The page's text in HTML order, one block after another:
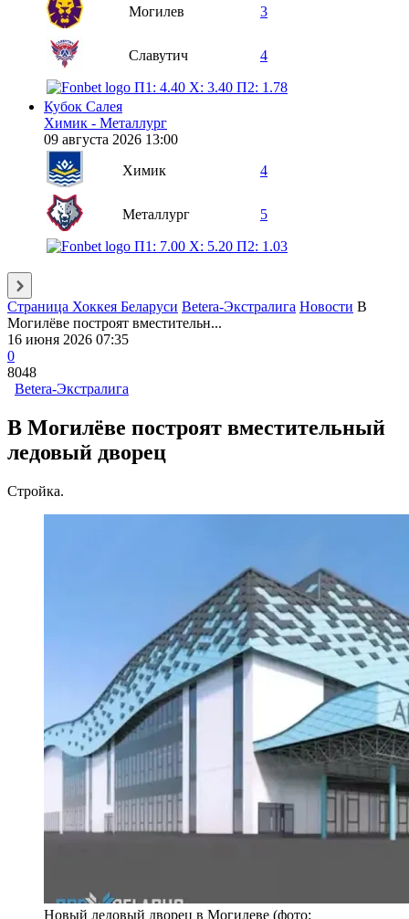
Могилев
3
Славутич 4
П1: 4.40 X: 3.40 П2: 1.78
Кубок Салея
Химик - Металлург
09 августа 2026 13:00
Химик
4
Металлург 5
П1: 7.00 X: 5.20 П2: 1.03
Страница Хоккея Беларуси Betera-Экстралига Новости В
Могилёве построят вместительн...
16 июня 2026 07:35
0
8048
Betera-Экстралига
В Могилёве построят вместительный
ледовый дворец
Стройка.
Новый ледовый дворец в Могилеве (фото: